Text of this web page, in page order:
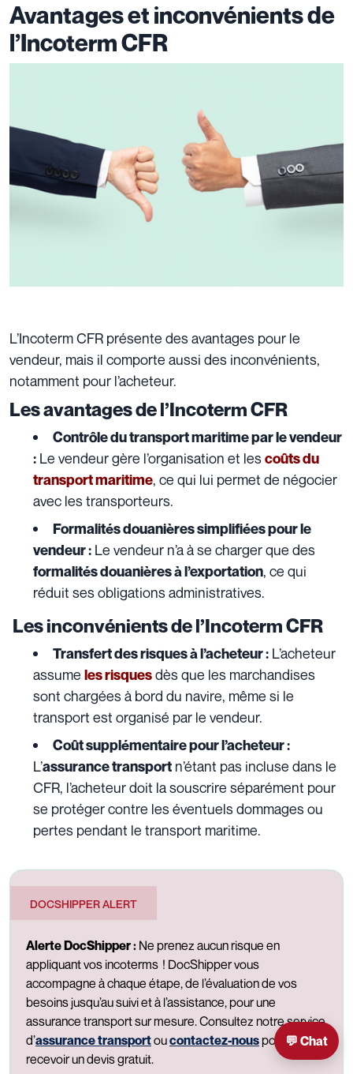
Avantages et inconvénients de
l’Incoterm CFR
L’Incoterm CFR présente des avantages pour le
vendeur, mais il comporte aussi des inconvénients,
notamment pour l’acheteur.
Les avantages de l’Incoterm CFR
Contrôle du transport maritime par le vendeur
: Le vendeur gère l’organisation et lescoûts du
transport maritime, ce qui lui permet de négocier
avec les transporteurs.
Formalités douanières simplifiées pour le
vendeur : Le vendeur n’a à se charger que des
formalités douanières à l’exportation, ce qui
réduit ses obligations administratives.
Les inconvénients de l’Incoterm CFR
Transfert des risques à l’acheteur : L’acheteur
assume les risquesdès que les marchandises
sont chargées à bord du navire, même si le
transport est organisé par le vendeur.
Coût supplémentaire pour l’acheteur :
L’assurance transport n’étant pas incluse dans le
CFR, l’acheteur doit la souscrire séparément pour
se protéger contre les éventuels dommages ou
pertes pendant le transport maritime.
DOCSHIPPER ALERT
Alerte DocShipper : Ne prenez aucun risque en
appliquant vos incoterms ! DocShipper vous
accompagne à chaque étape, de l’évaluation de vos
besoins jusqu’au suivi et à l’assistance, pour une
assurance transport sur mesure. Consultez notre service
d’assurance transportoucontactez-nouspour
recevoir un devis gratuit.
💬 Chat